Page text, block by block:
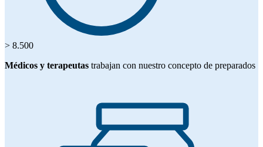
> 8.500
Médicos y terapeutas trabajan con nuestro concepto de preparados